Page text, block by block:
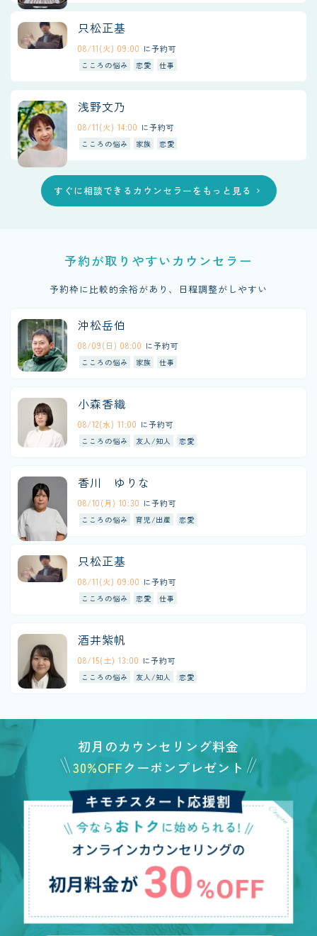
只松正基
08/11(火) 09:00 に予約可
こころの悩み 恋愛 仕事
浅野文乃
08/11(火) 14:00 に予約可
こころの悩み 家族 恋愛
すぐに相談できるカウンセラーをもっと見る chevron_right
予約が取りやすいカウンセラー
予約枠に比較的余裕があり、日程調整がしやすい
沖松岳伯
08/09(日) 08:00 に予約可
こころの悩み 家族 仕事
小森香織
08/12(水) 11:00 に予約可
こころの悩み 友人/知人 恋愛
香川 ゆりな
08/10(月) 10:30 に予約可
こころの悩み 育児/出産 恋愛
只松正基
08/11(火) 09:00 に予約可
こころの悩み 恋愛 仕事
酒井紫帆
08/15(土) 13:00 に予約可
こころの悩み 友人/知人 恋愛
初月のカウンセリング料金
30%OFFクーポンプレゼント